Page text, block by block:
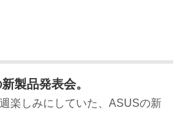
製品発表会。
楽しみにしていた、ASUSの新